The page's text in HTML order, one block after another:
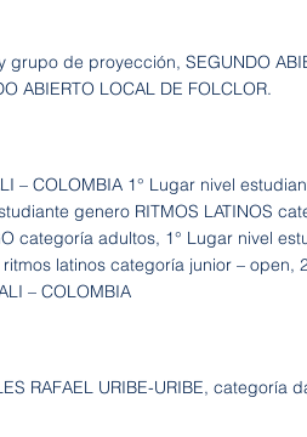
de proyección, SEGUNDO
ABIERTO LOCAL DE FOLCLOR.
– COLOMBIA 1° Lugar nivel
genero RITMOS LATINOS
categoría adultos, 1° Lugar nivel
latinos categoría junior – open,
– COLOMBIA
RAFAEL URIBE-URIBE, categoría